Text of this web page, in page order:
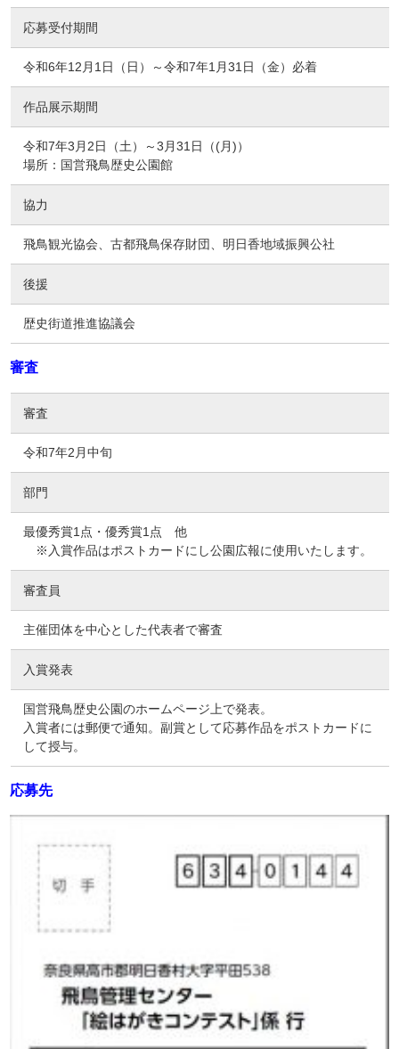
応募受付期間
令和6年12月1日（日）～令和7年1月31日（金）必着
作品展示期間
令和7年3月2日（土）～3月31日（(月)）
場所：国営飛鳥歴史公園館
協力
飛鳥観光協会、古都飛鳥保存財団、明日香地域振興公社
後援
歴史街道推進協議会
審査
審査
令和7年2月中旬
部門
最優秀賞1点・優秀賞1点 他
※入賞作品はポストカードにし公園広報に使用いたします。
審査員
主催団体を中心とした代表者で審査
入賞発表
国営飛鳥歴史公園のホームページ上で発表。
入賞者には郵便で通知。副賞として応募作品をポストカードに
して授与。
応募先